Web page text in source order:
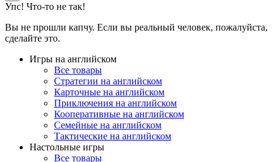
Упс! Что-то не так!
Вы не прошли капчу. Если вы реальный человек, пожалуйста,
сделайте это.
Игры на английском
Все товары
Стратегии на английском
Карточные на английском
Приключения на английском
Кооперативные на английском
Семейные на английском
Тактические на английском
Настольные игры
Все товары